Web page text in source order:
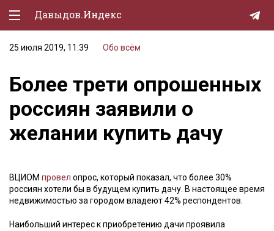
Давыдов.Индекс
Политическая жизнь
Экономика
Природа
Образование
Культура
Lifestyle
25 июля 2019, 11:39 Обо всём
Более трети опрошенных
россиян заявили о
желании купить дачу
ВЦИОМ провел опрос, который показал, что более 30%
россиян хотели бы в будущем купить дачу. В настоящее время
недвижимостью за городом владеют 42% респондентов.
Наибольший интерес к приобретению дачи проявила